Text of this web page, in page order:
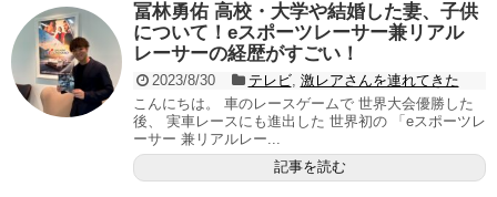
冨林勇佑 高校・大学や結婚した妻、子供
について！eスポーツレーサー兼リアル
レーサーの経歴がすごい！
2023/8/30 テレビ, 激レアさんを連れてきた
こんにちは。 車のレースゲームで 世界大会優勝した
後、 実車レースにも進出した 世界初の 「eスポーツレ
ーサー 兼リアルレー...
記事を読む